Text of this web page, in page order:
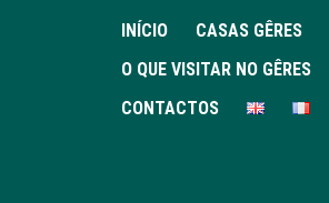
INÍCIO CASAS GÊRES
O QUE VISITAR NO GÊRES
CONTACTOS